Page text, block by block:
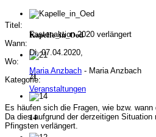
Kapelle_in_Oed
21
14
Titel:
Fastenaktion 2020 verlängert
Wann:
Di, 07.04.2020,
Wo:
Maria Anzbach - Maria Anzbach
Kategorie:
Veranstaltungen
Es häufen sich die Fragen, wie bzw.
Da dies aufgrund der derzeitigen
Pfingsten verlängert.